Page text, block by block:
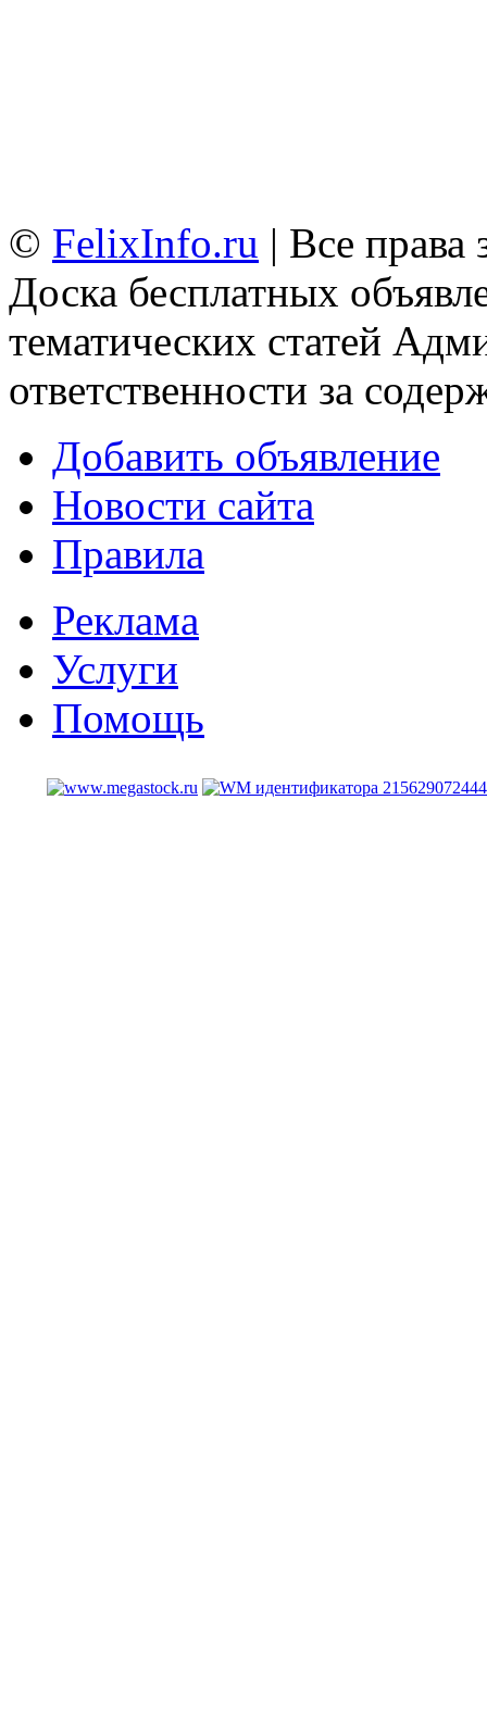
© FelixInfo.ru | Все
Доска бесплатных
тематических статей
ответственности за
Добавить объявление
Новости сайта
Правила
Реклама
Услуги
Помощь